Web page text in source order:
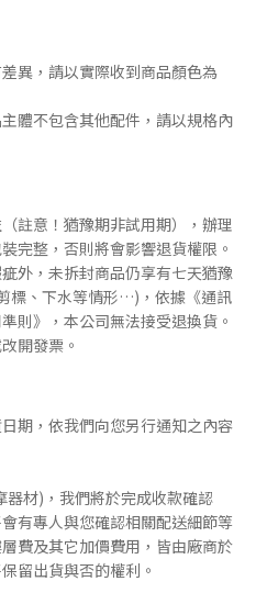
異，請以實際收到商品顏色為
體不包含其他配件，請以規格內
註意！猶豫期非試用期），辦理
完整，否則將會影響退貨權限。
外，未拆封商品仍享有七天猶豫
標、下水等情形…)，依據《通訊
則》，本公司無法接受退換貨。
開發票。
期，依我們向您另行通知之內容
材)，我們將於完成收款確認
有專人與您確認相關配送細節等
費及其它加價費用，皆由廠商於
留出貨與否的權利。